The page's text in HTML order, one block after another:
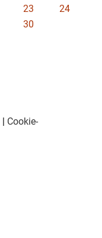
23
24
30
| Cookie-